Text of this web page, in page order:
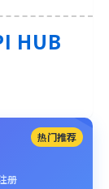
HUB
热门推荐
册